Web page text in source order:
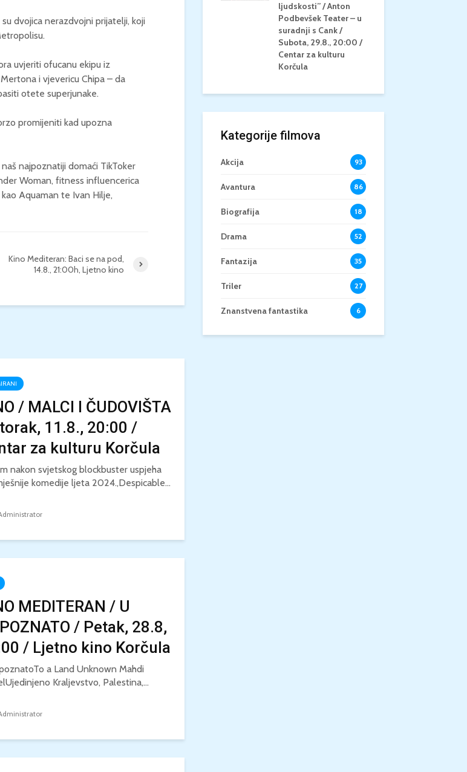
dvojica nerazdvojni prijatelji, koji
uvjeriti ofucanu ekipu iz
i vjevericu Chipa – da
otete superjunake.
promijeniti kad upozna
najpoznatiji domaći TikToker
Woman, fitness influencerica
Aquaman te Ivan Hilje,
Kino Mediteran: Baci se na pod,
14.8., 21:00h, Ljetno kino
/ MALCI I ČUDOVIŠTA
11.8., 20:00 /
za kulturu Korčula
nakon svjetskog blockbuster uspjeha
komedije ljeta 2024.,Despicable...
MEDITERAN / U
/ Petak, 28.8,
/ Ljetno kino Korčula
a Land Unknown Mahdi
Kraljevstvo, Palestina,...
25.8., 21:00 /
Gradske vijećnice
kulturu Korčula /15+
ljudskosti” / Anton
Podbevšek Teater – u
suradnji s Cank /
Subota, 29.8., 20:00 /
Centar za kulturu
Korčula
Kategorije filmova
Akcija 93
Avantura 86
Biografija 18
Drama 52
Fantazija 35
Triler 27
Znanstvena fantastika 6